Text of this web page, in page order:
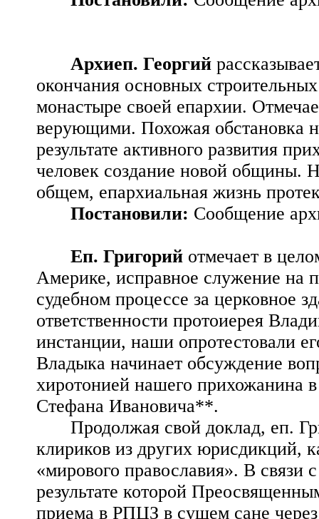
Архиеп. Георгий
окончания основных
монастыре своей епархии.
верующими. Похожая обстановка
результате активного развития
человек создание новой общины.
общем, епархиальная жизнь
Постановили: Сообщение
Еп. Григорий отмечает в
Америке, исправное служение на
судебном процессе за церковное
ответственности протоиерея
инстанции, наши опротестовали
Владыка начинает обсуждение
хиротонией нашего прихожанина
Стефана Ивановича**.
Продолжая свой доклад, еп.
клириков из других юрисдикций,
«мирового православия». В связи
результате которой
приема в РПЦЗ в сущем сане